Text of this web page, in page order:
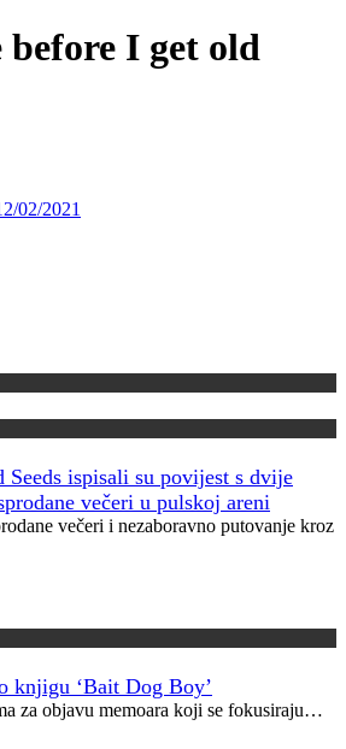
I get old
02/2021
ispisali su povijest s dvije
večeri u pulskoj areni
večeri i nezaboravno putovanje kroz
knjigu ‘Bait Dog Boy’
za objavu memoara koji se fokusiraju…